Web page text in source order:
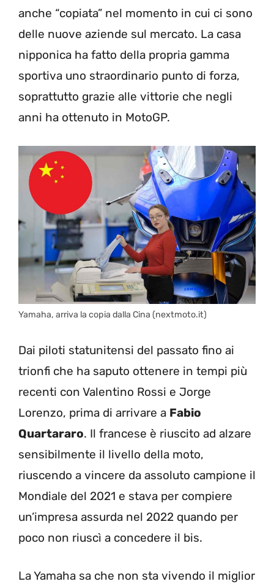
anche “copiata” nel momento in cui ci sono
delle nuove aziende sul mercato. La casa
nipponica ha fatto della propria gamma
sportiva uno straordinario punto di forza,
soprattutto grazie alle vittorie che negli
anni ha ottenuto in MotoGP.
Yamaha, arriva la copia dalla Cina (nextmoto.it)
Dai piloti statunitensi del passato fino ai
trionfi che ha saputo ottenere in tempi più
recenti con Valentino Rossi e Jorge
Lorenzo, prima di arrivare a Fabio
Quartararo. Il francese è riuscito ad alzare
sensibilmente il livello della moto,
riuscendo a vincere da assoluto campione il
Mondiale del 2021 e stava per compiere
un’impresa assurda nel 2022 quando per
poco non riuscì a concedere il bis.
La Yamaha sa che non sta vivendo il miglior